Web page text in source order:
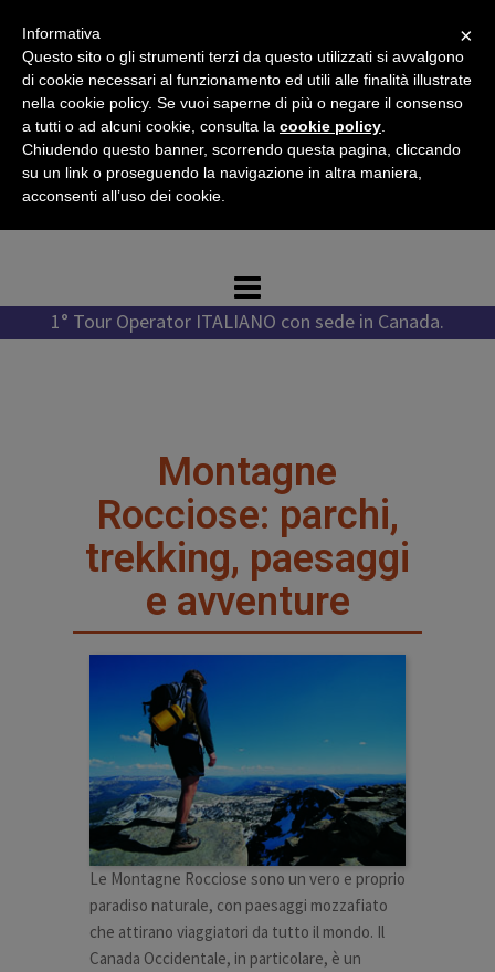
contenuto
Tel. +1 778 987 1796
Tel. +39 351 776 7276
WhatsApp +1 778 987 1796
1° Tour Operator ITALIANO con sede in Canada.
Montagne
Rocciose: parchi,
trekking, paesaggi
e avventure
Le Montagne Rocciose sono un vero e proprio
paradiso naturale, con paesaggi mozzafiato
che attirano viaggiatori da tutto il mondo. Il
Canada Occidentale, in particolare, è un
×
Informativa
Questo sito o gli strumenti terzi da questo utilizzati si avvalgono
di cookie necessari al funzionamento ed utili alle finalità illustrate
nella cookie policy. Se vuoi saperne di più o negare il consenso
a tutti o ad alcuni cookie, consulta la cookie policy
Chiudendo questo banner, scorrendo questa pagina, cliccando
su un link o proseguendo la navigazione in altra maniera,
acconsenti all’uso dei cookie.